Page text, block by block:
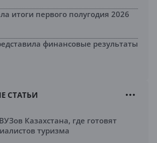
итоги первого полугодия 2026
финансовые результаты
СТАТЬИ
Казахстана, где готовят
туризма